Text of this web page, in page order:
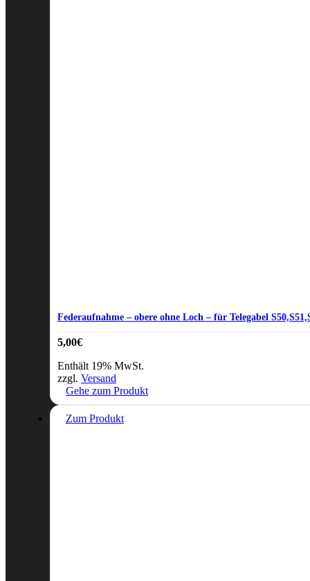
Federaufnahme – obere ohne Loch – für Telegabel
5,00€
Enthält 19% MwSt.
zzgl. Versand
Gehe zum Produkt
Zum Produkt